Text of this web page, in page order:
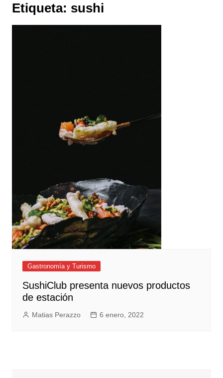
Etiqueta: sushi
Gastronomía y Turismo
SushiClub presenta nuevos productos
de estación
Matias Perazzo 6 enero, 2022